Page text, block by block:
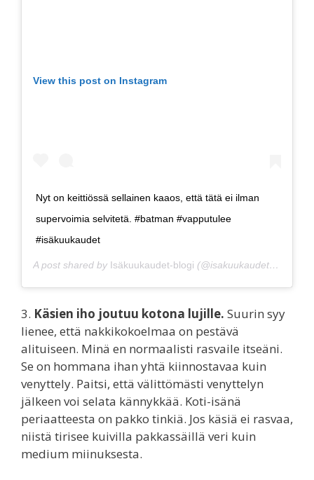
View this post on Instagram
Nyt on keittiössä sellainen kaaos, että tätä ei ilman
supervoimia selvitetä. #batman #vapputulee
#isäkuukaudet
A post shared by Isäkuukaudet-blogi (@isakuukaudet) on
3. Käsien iho joutuu kotona lujille. Suurin syy
lienee, että nakkikokoelmaa on pestävä
alituiseen. Minä en normaalisti rasvaile itseäni.
Se on hommana ihan yhtä kiinnostavaa kuin
venyttely. Paitsi, että välittömästi venyttelyn
jälkeen voi selata kännykkää. Koti-isänä
periaatteesta on pakko tinkiä. Jos käsiä ei rasvaa,
niistä tirisee kuivilla pakkassäillä veri kuin
medium miinuksesta.